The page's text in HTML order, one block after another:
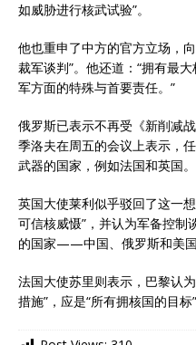
如威胁进行核武试验”。
他也重申了中方的官方立场，
裁军谈判”。他还道：“拥有最
军方面的特殊与首要责任。”
俄罗斯已表示不再受《新削减
季洛夫在周五的会议上表示，
武器的国家，例如法国和英国。
英国大使莱利似乎驳回了这一
可信核威慑”，并认为军备控制
的国家——中国、俄罗斯和美国
法国大使苏里则表示，巴黎认
措施”，应是“所有拥核国的目标”